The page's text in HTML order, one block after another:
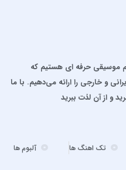
موسیقی حرفه ای هستیم که
و خارجی را ارائه می‌دهیم. با ما
و از آن لذت ببرید
تک اهنگ ها آلبوم ها